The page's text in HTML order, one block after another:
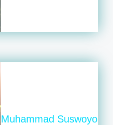
Muhammad Suswoyo